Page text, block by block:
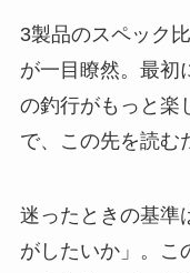
3製品のスペック
が一目瞭然。最初
の釣行がもっと楽
で、この先を読む
迷ったときの基準
がしたいか」。こ